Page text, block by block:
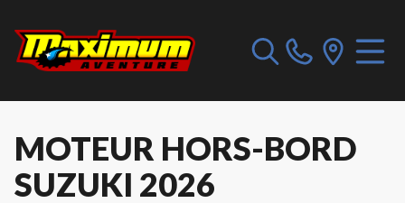
MOTEUR HORS-BORD
SUZUKI 2026